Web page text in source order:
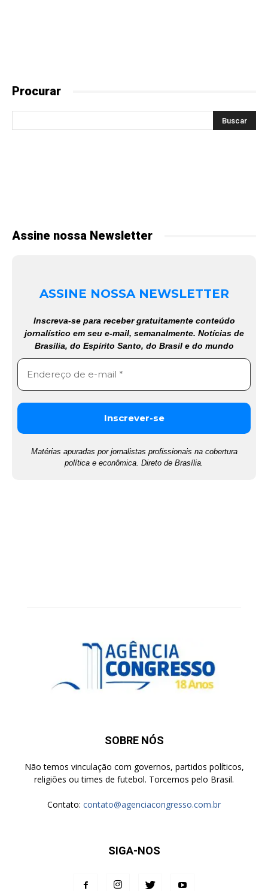
Procurar
Assine nossa Newsletter
ASSINE NOSSA NEWSLETTER
Inscreva-se para receber gratuitamente conteúdo
jornalístico em seu e-mail, semanalmente. Notícias de
Brasília, do Espírito Santo, do Brasil e do mundo
Matérias apuradas por jornalistas profissionais na cobertura
política e econômica. Direto de Brasília.
SOBRE NÓS
Não temos vinculação com governos, partidos políticos,
religiões ou times de futebol. Torcemos pelo Brasil.
Contato: contato@agenciacongresso.com.br
SIGA-NOS